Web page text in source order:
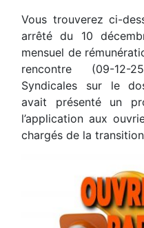
Vous trouverez ci-
arrêté du 10
mensuel de
rencontre (09-12-
Syndicales sur le
avait présenté un
l’application aux
chargés de la